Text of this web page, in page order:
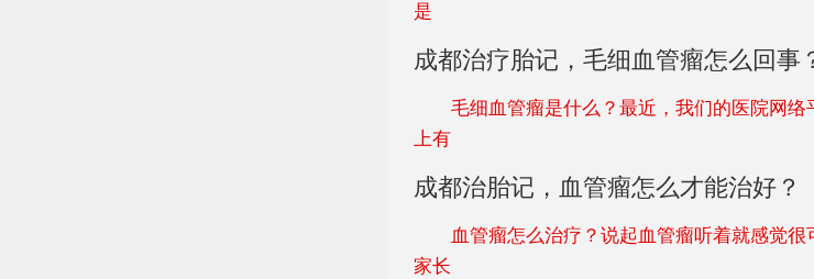
是
成都治疗胎记，毛细血管瘤怎么回事
毛细血管瘤是什么？最近，我们的医院网络
上有
成都治胎记，血管瘤怎么才能治好？
血管瘤怎么治疗？说起血管瘤听着就感觉很
家长